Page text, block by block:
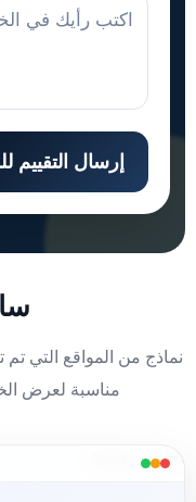
إرسال التقييم
نماذج من المواقع التي تم
مناسبة لعرض